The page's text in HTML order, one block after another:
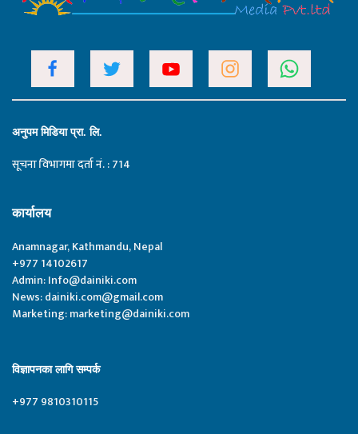
अनुपम मिडिया प्रा. लि.
सूचना विभागमा दर्ता नं. : 714
कार्यालय
Anamnagar, Kathmandu, Nepal
+977 14102617
Admin:Info@dainiki.com
News:dainiki.com@gmail.com
Marketing:marketing@dainiki.com
विज्ञापनका लागि सम्पर्क
+977 9810310115